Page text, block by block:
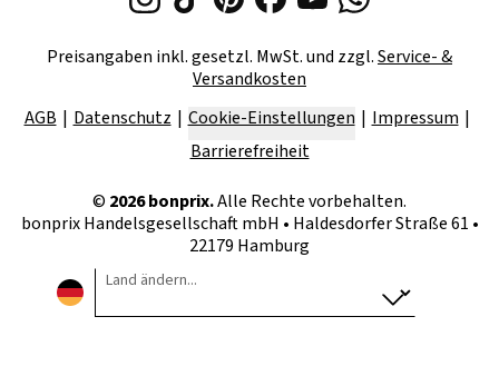
Preisangaben inkl. gesetzl. MwSt. und zzgl.Service- &
Versandkosten
AGB
Datenschutz Cookie-Einstellungen
Impressum
Barrierefreiheit
© 2026bonprix.Alle Rechte vorbehalten.
bonprix Handelsgesellschaft mbH • Haldesdorfer Straße 61 •
22179 Hamburg
Land ändern...